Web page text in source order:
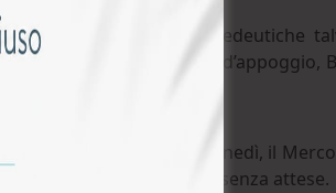
del sangue propedeutiche
Il nostro laboratorio d’appoggio,
8.00 alle 10.30, il Lunedì, il
un servizio fluido e senza attese.